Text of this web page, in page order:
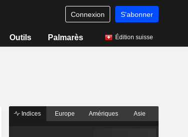
Connexion S'abonner
Outils Palmarès Édition suisse
Indices Europe Amériques Asie